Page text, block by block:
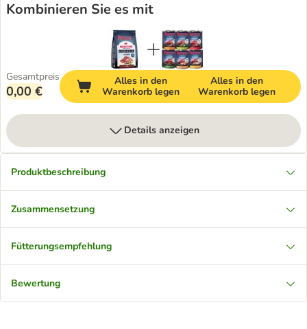
Kombinieren Sie es mit
Gesamtpreis
0,00 €
Alles in den
Warenkorb legen
Alles in den
Warenkorb legen
Details anzeigen
Produktbeschreibung
Zusammensetzung
Fütterungsempfehlung
Bewertung